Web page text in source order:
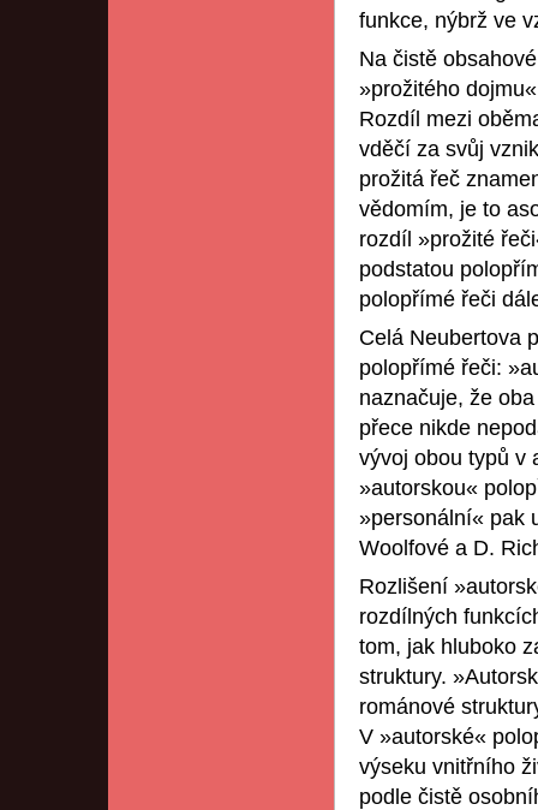
funkce, nýbrž ve
Na čistě
»prožitého
Rozdíl mezi
vděčí za svůj
prožitá řeč
vědomím, je to
rozdíl »prožité
podstatou
polopřímé řeči
Celá Neubertova
polopřímé řeči:
naznačuje, že
přece nikde
vývoj obou typů v
»autorskou«
»personální« pak
Woolfové a D.
Rozlišení
rozdílných
tom, jak hluboko
struktury.
románové
V »autorské«
výseku vnitřního
podle čistě